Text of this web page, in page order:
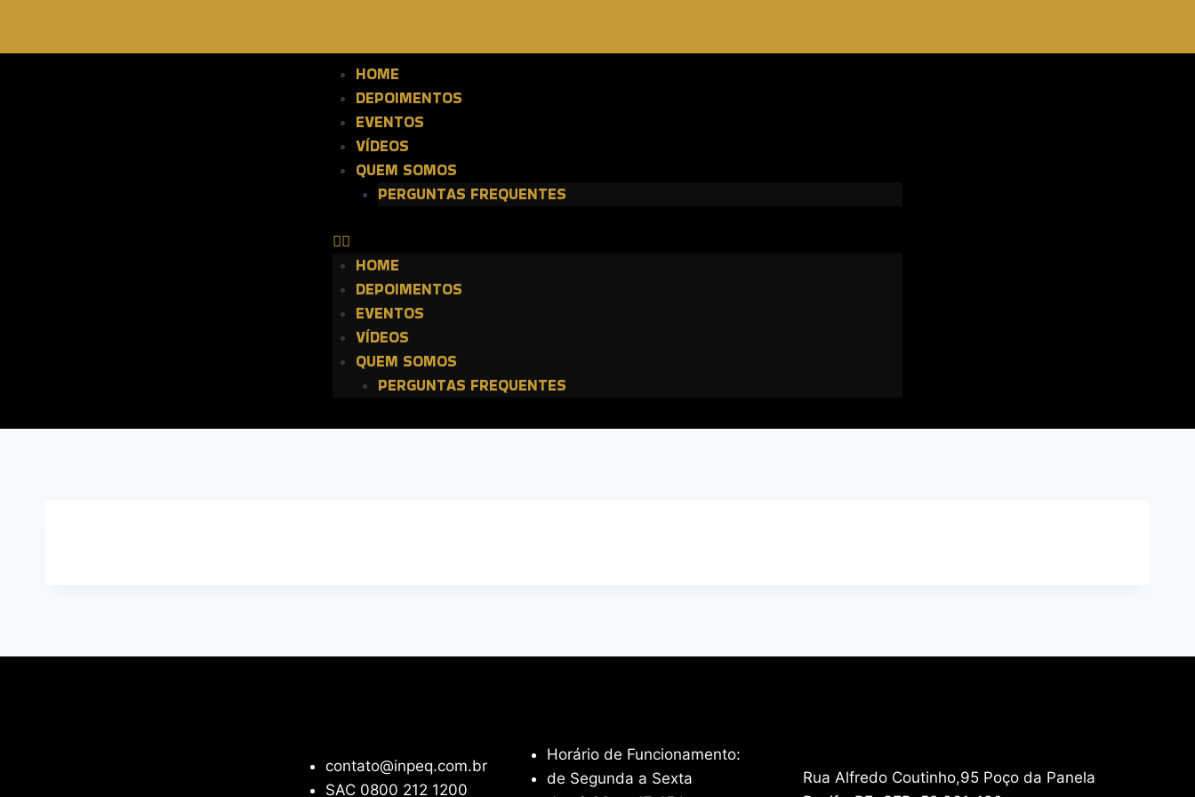
HOME
DEPOIMENTOS
EVENTOS
VÍDEOS
QUEM SOMOS
PERGUNTAS FREQUENTES
HOME
DEPOIMENTOS
EVENTOS
VÍDEOS
QUEM SOMOS
PERGUNTAS FREQUENTES
contato@inpeq.com.br
SAC 0800 212 1200
Horário de Funcionamento:
de Segunda a Sexta
Rua Alfredo Coutinho,95 Poço da Panela